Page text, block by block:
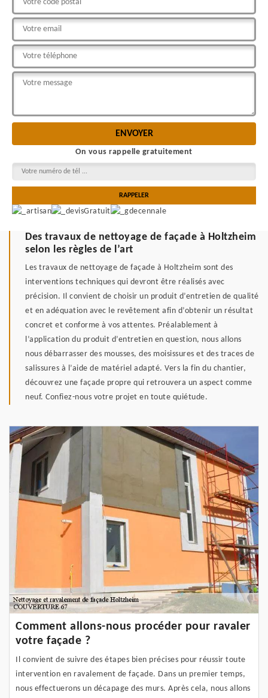
On vous rappelle gratuitement
Des travaux de nettoyage de façade à Holtzheim
selon les règles de l’art
Les travaux de nettoyage de façade à Holtzheim sont des
interventions techniques qui devront être réalisés avec
précision. Il convient de choisir un produit d’entretien de qualité
et en adéquation avec le revêtement afin d’obtenir un résultat
concret et conforme à vos attentes. Préalablement à
l’application du produit d’entretien en question, nous allons
nous débarrasser des mousses, des moisissures et des traces de
salissures à l’aide de matériel adapté. Vers la fin du chantier,
découvrez une façade propre qui retrouvera un aspect comme
neuf. Confiez-nous votre projet en toute quiétude.
Comment allons-nous procéder pour ravaler
votre façade ?
Il convient de suivre des étapes bien précises pour réussir toute
intervention en ravalement de façade. Dans un premier temps,
nous effectuerons un décapage des murs. Après cela, nous allons